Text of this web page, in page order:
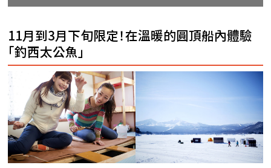
11月到3月下旬限定！在溫暖的圓頂船內體驗
「釣西太公魚」